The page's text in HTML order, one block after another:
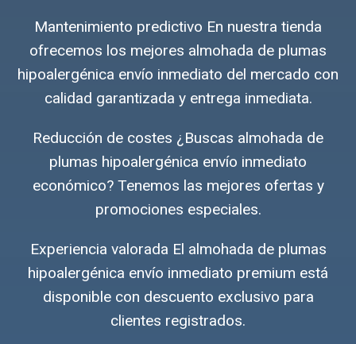
Mantenimiento predictivo En nuestra tienda
ofrecemos los mejores almohada de plumas
hipoalergénica envío inmediato del mercado con
calidad garantizada y entrega inmediata.
Reducción de costes ¿Buscas almohada de
plumas hipoalergénica envío inmediato
económico? Tenemos las mejores ofertas y
promociones especiales.
Experiencia valorada El almohada de plumas
hipoalergénica envío inmediato premium está
disponible con descuento exclusivo para
clientes registrados.